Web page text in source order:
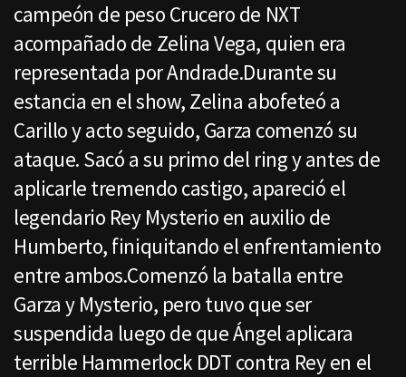
campeón de peso Crucero de NXT
acompañado de Zelina Vega, quien era
representada por Andrade.Durante su
estancia en el show, Zelina abofeteó a
Carillo y acto seguido, Garza comenzó su
ataque. Sacó a su primo del ring y antes de
aplicarle tremendo castigo, apareció el
legendario Rey Mysterio en auxilio de
Humberto, finiquitando el enfrentamiento
entre ambos.Comenzó la batalla entre
Garza y Mysterio, pero tuvo que ser
suspendida luego de que Ángel aplicara
terrible Hammerlock DDT contra Rey en el